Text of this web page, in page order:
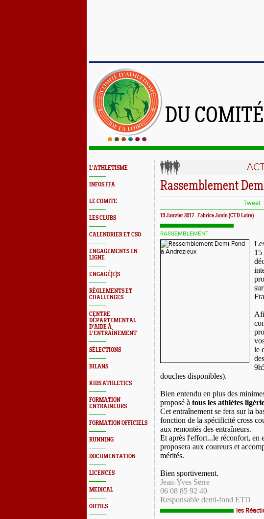
DU
L'ATHLETISME
INFOS FFA
LE COMITE
LES CLUBS
CALENDRIER ET CSO
ENGAGEMENTS EN
LIGNE
ENGAGÉ(E)S
RÈGLEMENTS ET
CHALLENGES
CENTRE
DÉPARTEMENTAL
D'AIDE À
L'ENTRAÎNEMENT
SÉLECTIONS
BILANS
KIDS ATHLETICS
FORMATION
ENTRAINEURS
FORMATION OFFICIELS
RUNNING
DOCUMENTATION
LICENCES
MEDICAL
OUTILS
Rassemblement
Tweet
19 Janvier 2017 - Fabrice Jonin (CTD Loire)
RASSEMBLEMENT
15
le
douches disponibles).
Bien entendu en plus des
proposé à tous les athlètes
Cet entraînement se fera sur la
fonction de la spécificité cross
aux remontés des entraîneurs.
Et après l'effort...le réconfort, en
proposera aux coureurs et
mérités.
Bien sportivement.
Jean-Yves Serre
06 08 85 92 40
Responsable demi-fond ETD
les